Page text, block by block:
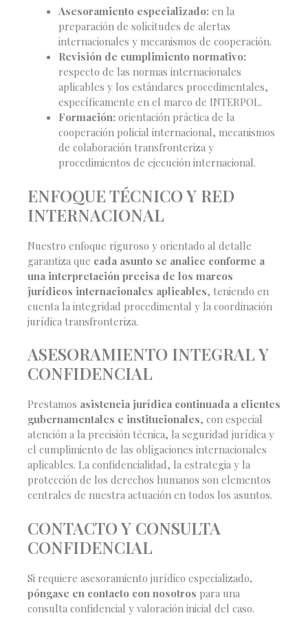
Asesoramiento especializado: en la
preparación de solicitudes de alertas
internacionales y mecanismos de cooperación.
Revisión de cumplimiento normativo:
respecto de las normas internacionales
aplicables y los estándares procedimentales,
específicamente en el marco de INTERPOL.
Formación: orientación práctica de la
cooperación policial internacional, mecanismos
de colaboración transfronteriza y
procedimientos de ejecución internacional.
ENFOQUE TÉCNICO Y RED
INTERNACIONAL
Nuestro enfoque riguroso y orientado al detalle
garantiza que cada asunto se analice conforme a
una interpretación precisa de los marcos
jurídicos internacionales aplicables, teniendo en
cuenta la integridad procedimental y la coordinación
jurídica transfronteriza.
ASESORAMIENTO INTEGRAL Y
CONFIDENCIAL
Prestamos asistencia jurídica continuada a clientes
gubernamentales e institucionales, con especial
atención a la precisión técnica, la seguridad jurídica y
el cumplimiento de las obligaciones internacionales
aplicables. La confidencialidad, la estrategia y la
protección de los derechos humanos son elementos
centrales de nuestra actuación en todos los asuntos.
CONTACTO Y CONSULTA
CONFIDENCIAL
Si requiere asesoramiento jurídico especializado,
póngase en contacto con nosotros para una
consulta confidencial y valoración inicial del caso.